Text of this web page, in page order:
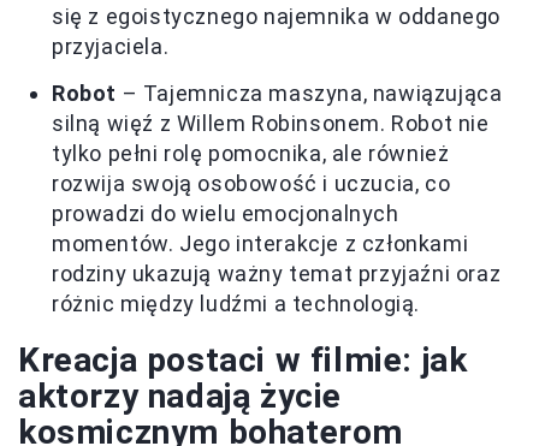
się z egoistycznego najemnika w oddanego
przyjaciela.
Robot – Tajemnicza maszyna, nawiązująca
silną więź z Willem Robinsonem. Robot nie
tylko pełni rolę pomocnika, ale również
rozwija swoją osobowość i uczucia, co
prowadzi do wielu emocjonalnych
momentów. Jego interakcje z członkami
rodziny ukazują ważny temat przyjaźni oraz
różnic między ludźmi a technologią.
Kreacja postaci w filmie: jak
aktorzy nadają życie
kosmicznym bohaterom